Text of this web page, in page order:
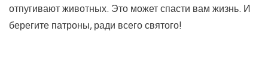
отпугивают животных. Это может спасти вам жизнь. И
берегите патроны, ради всего святого!